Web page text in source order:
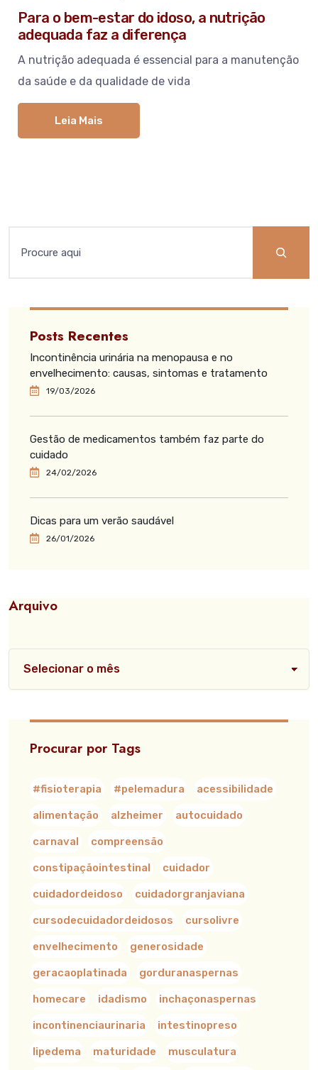
Para o bem-estar do idoso, a nutrição
adequada faz a diferença
A nutrição adequada é essencial para a manutenção
da saúde e da qualidade de vida
Leia Mais
Posts Recentes
Incontinência urinária na menopausa e no
envelhecimento: causas, sintomas e tratamento
19/03/2026
Gestão de medicamentos também faz parte do
cuidado
24/02/2026
Dicas para um verão saudável
26/01/2026
Arquivo
Procurar por Tags
#fisioterapia #pelemadura acessibilidade
alimentação alzheimer autocuidado
carnaval compreensão
constipaçãointestinal cuidador
cuidadordeidoso cuidadorgranjaviana
cursodecuidadordeidosos cursolivre
envelhecimento generosidade
geracaoplatinada gorduranaspernas
homecare idadismo inchaçonaspernas
incontinenciaurinaria intestinopreso
lipedema maturidade musculatura